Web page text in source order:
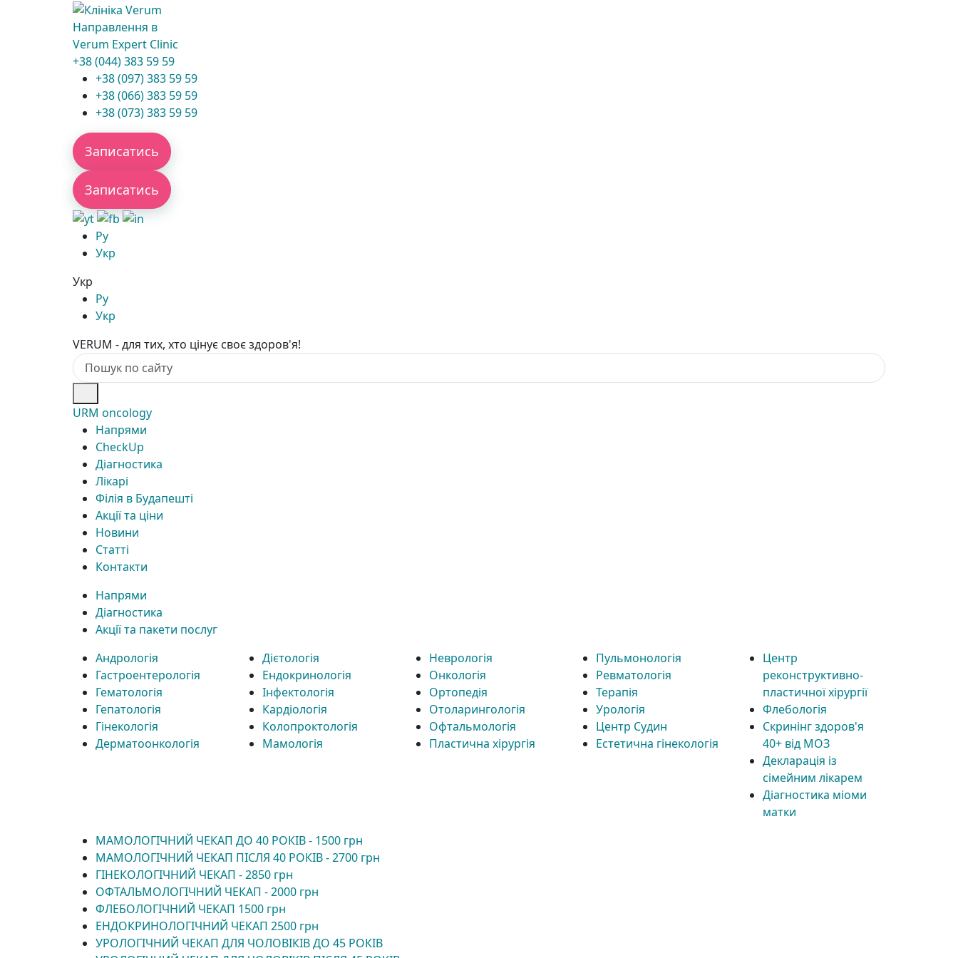
Направлення в
Verum Expert Clinic
+38 (044) 383 59 59
+38 (097) 383 59 59
+38 (066) 383 59 59
+38 (073) 383 59 59
Записатись
Записатись
Ру
Укр
Укр
Ру
Укр
VERUM - для тих, хто цінує своє здоров'я!
URM oncology
Напрями
CheckUp
Діагностика
Лікарі
Філія в Будапешті
Акції та ціни
Новини
Статті
Контакти
Напрями
Діагностика
Акції та пакети послуг
Андрологія
Гастроентерологія
Гематологія
Гепатологія
Гінекологія
Дерматоонкологія
Дієтологія
Ендокринологія
Інфектологія
Кардіологія
Колопроктологія
Мамологія
Неврологія
Онкологія
Ортопедія
Отоларингологія
Офтальмологія
Пластична хірургія
Пульмонологія
Ревматологія
Терапія
Урологія
Центр Судин
Естетична гінекологія
Центр
реконструктивно-
пластичної хірургії
Флебологія
Скринінг здоров'я
40+ від МОЗ
Декларація із
сімейним лікарем
Діагностика міоми
матки
МАМОЛОГІЧНИЙ ЧЕКАП ДО 40 РОКІВ - 1500 грн
МАМОЛОГІЧНИЙ ЧЕКАП ПІСЛЯ 40 РОКІВ - 2700 грн
ГІНЕКОЛОГІЧНИЙ ЧЕКАП - 2850 грн
ОФТАЛЬМОЛОГІЧНИЙ ЧЕКАП - 2000 грн
ФЛЕБОЛОГІЧНИЙ ЧЕКАП 1500 грн
ЕНДОКРИНОЛОГІЧНИЙ ЧЕКАП 2500 грн
УРОЛОГІЧНИЙ ЧЕКАП ДЛЯ ЧОЛОВІКІВ ДО 45 РОКІВ